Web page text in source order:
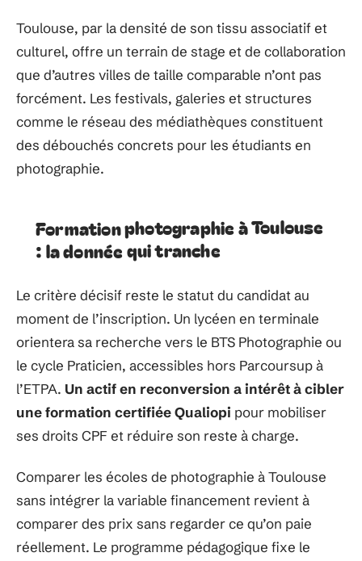
Toulouse, par la densité de son tissu associatif et
culturel, offre un terrain de stage et de collaboration
que d’autres villes de taille comparable n’ont pas
forcément. Les festivals, galeries et structures
comme le réseau des médiathèques constituent
des débouchés concrets pour les étudiants en
photographie.
Formation photographie à Toulouse
: la donnée qui tranche
Le critère décisif reste le statut du candidat au
moment de l’inscription. Un lycéen en terminale
orientera sa recherche vers le BTS Photographie ou
le cycle Praticien, accessibles hors Parcoursup à
l’ETPA. Un actif en reconversion a intérêt à cibler
une formation certifiée Qualiopi pour mobiliser
ses droits CPF et réduire son reste à charge.
Comparer les écoles de photographie à Toulouse
sans intégrer la variable financement revient à
comparer des prix sans regarder ce qu’on paie
réellement. Le programme pédagogique fixe le